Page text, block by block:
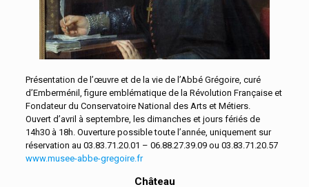
Présentation de l’œuvre et de la vie de l’Abbé Grégoire, curé
d’Emberménil, figure emblématique de la Révolution Française et
Fondateur du Conservatoire National des Arts et Métiers.
Ouvert d’avril à septembre, les dimanches et jours fériés de
14h30 à 18h. Ouverture possible toute l’année, uniquement sur
réservation au 03.83.71.20.01 – 06.88.27.39.09 ou 03.83.71.20.57
www.musee-abbe-gregoire.fr
Château